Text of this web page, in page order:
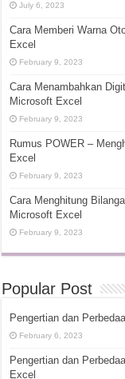
July 6, 2023
Cara Memberi Warna
Excel
February 9, 2023
Cara Menambahkan
Microsoft Excel
February 9, 2023
Rumus POWER –
Excel
February 9, 2023
Cara Menghitung
Microsoft Excel
February 9, 2023
Popular Post
Pengertian dan
February 6, 2023
Pengertian dan
Excel